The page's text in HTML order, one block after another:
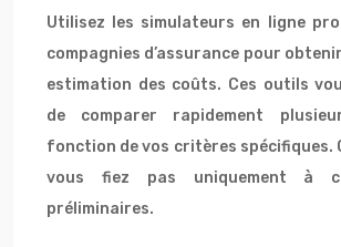
Utilisez les simulateurs en ligne
compagnies d’assurance pour
estimation des coûts. Ces outils
de comparer rapidement
fonction de vos critères spécifiques.
vous fiez pas uniquement à
préliminaires.